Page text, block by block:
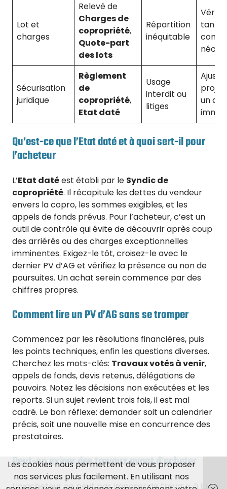
Lot et
charges
Relevé de
Charges de
copropriété,
Quote-part
des lots
Répartition
inéquitable
Sécurisation
juridique
Règlement
de
copropriété,
Etat daté
Usage
interdit ou
litiges
projet
un
Qu’est-ce que l’Etat daté et à quoi sert-il pour
l’acheteur
L’Etat datéest établi par le Syndic de
copropriété. Il récapitule les dettes du vendeur
envers la copro, les sommes exigibles, et les
appels de fonds prévus. Pour l’acheteur, c’est un
outil de contrôle qui évite de découvrir après coup
des arriérés ou des charges exceptionnelles
imminentes. Exigez-le tôt, croisez-le avec le
dernier PV d’AG et vérifiez la présence ou non de
poursuites. Un achat serein commence par des
chiffres propres.
Comment lire un PV d’AG sans se tromper
Commencez par les résolutions financières, puis
les points techniques, enfin les questions diverses.
Cherchez les mots-clés: Travaux votés à venir,
appels de fonds, devis retenus, délégations de
pouvoirs. Notez les décisions non exécutées et les
reports. Si un sujet revient trois fois, il est mal
cadré. Le bon réflexe: demander soit un calendrier
précis, soit une nouvelle mise en concurrence des
prestataires.
Peut-on exiger des travaux avant d’acheter
Un acheteur ne peut pas imposer de travaux à la
Les cookies nous permettent de vous proposer
nos services plus facilement. En utilisant nos